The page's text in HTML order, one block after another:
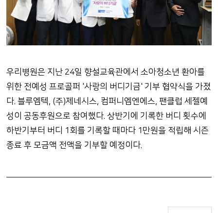
우리병원은 지난 24일 향설교육관에서 소아청소년 환아를
위한 전예성 프로골퍼 '사랑의 버디기금' 기부 협약식을 가졌
다. 블루엠텍, (주)제네시스, 컴퍼니엠엔에스, 팬클럽 세젤예
성이 공동후원으로 참여했다. 상반기에 기록한 버디 횟수에
하반기부터 버디 1회를 기록할 때마다 1만원을 적립해 시즌
종료 후 모금액 전액을 기부할 예정이다.